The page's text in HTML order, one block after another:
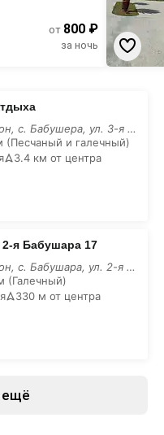
от 800 ₽
за ночь
Сухумский р-он, с. Бабушера, ул. 3-я Бабыширская, 10
(Песчаный и галечный)
3.4 км от центра
я Бабушара 17
Сухумский р-он, с. Бабушара, ул. 2-я Бабушара, 17
(Галечный)
330 м от центра
ещё